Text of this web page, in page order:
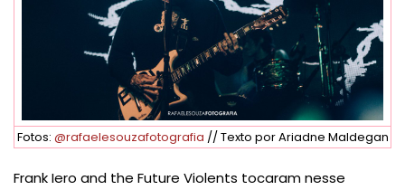
Fotos: @rafaelesouzafotografia // Texto por Ariadne Maldegan
Frank Iero and the Future Violents tocaram nesse